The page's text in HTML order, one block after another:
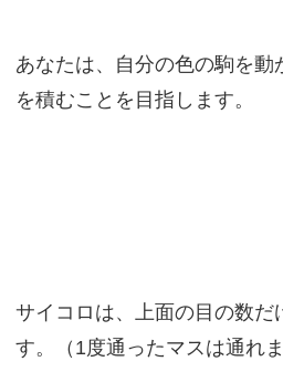
あなたは、自分の色の駒を動
を積むことを目指します。
サイコロは、上面の目の数だ
す。（1度通ったマスは通れま